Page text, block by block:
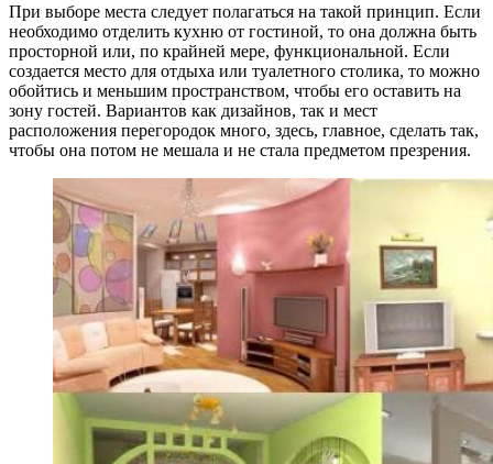
При выборе места следует полагаться на такой принцип. Если
необходимо отделить кухню от гостиной, то она должна быть
просторной или, по крайней мере, функциональной. Если
создается место для отдыха или туалетного столика, то можно
обойтись и меньшим пространством, чтобы его оставить на
зону гостей. Вариантов как дизайнов, так и мест
расположения перегородок много, здесь, главное, сделать так,
чтобы она потом не мешала и не стала предметом презрения.